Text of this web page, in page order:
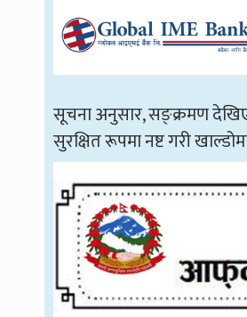
सूचना अनुसार, सङ्क्रमण
सुरक्षित रूपमा नष्ट गरी